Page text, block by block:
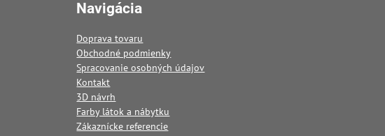
Navigácia
Doprava tovaru
Obchodné podmienky
Spracovanie osobných údajov
Kontakt
3D návrh
Farby látok a nábytku
Zákaznícke referencie